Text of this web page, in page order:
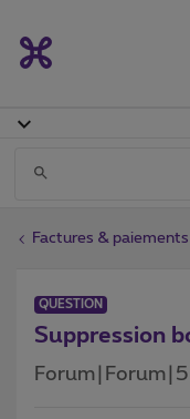
Factures & paiements
QUESTION
Suppression
Forum|Forum|5